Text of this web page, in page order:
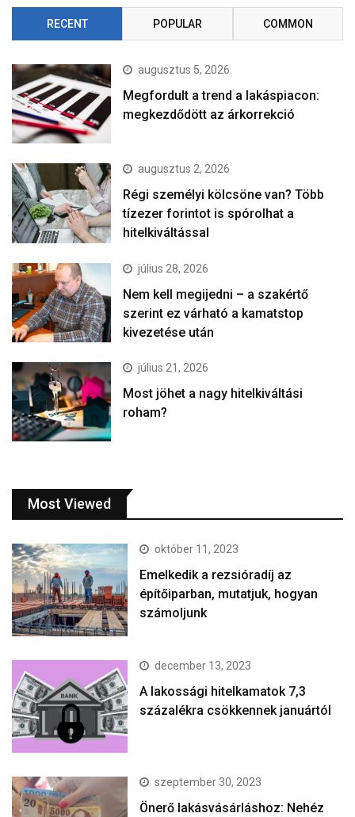
RECENT POPULAR COMMON
augusztus 5, 2026
Megfordult a trend a lakáspiacon:
megkezdődött az árkorrekció
augusztus 2, 2026
Régi személyi kölcsöne van? Több
tízezer forintot is spórolhat a
hitelkiváltással
július 28, 2026
Nem kell megijedni – a szakértő
szerint ez várható a kamatstop
kivezetése után
július 21, 2026
Most jöhet a nagy hitelkiváltási
roham?
Most Viewed
október 11, 2023
Emelkedik a rezsióradíj az
építőiparban, mutatjuk, hogyan
számoljunk
december 13, 2023
A lakossági hitelkamatok 7,3
százalékra csökkennek januártól
szeptember 30, 2023
Önerő lakásvásárláshoz: Nehéz